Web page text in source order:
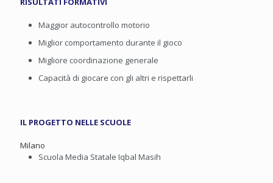
Maggior autocontrollo motorio
Miglior comportamento durante il gioco
Migliore coordinazione generale
Capacità di giocare con gli altri e rispettarli
IL PROGETTO NELLE SCUOLE
Milano
Scuola Media Statale Iqbal Masih